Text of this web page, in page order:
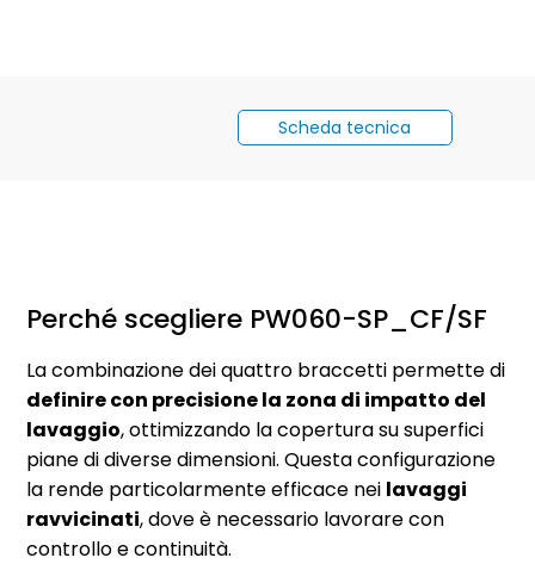
Scheda tecnica
Perché scegliere PW060-SP_CF/SF
La combinazione dei quattro braccetti permette di
definire con precisione la zona di impatto del
lavaggio, ottimizzando la copertura su superfici
piane di diverse dimensioni. Questa configurazione
la rende particolarmente efficace nei lavaggi
ravvicinati, dove è necessario lavorare con
controllo e continuità.